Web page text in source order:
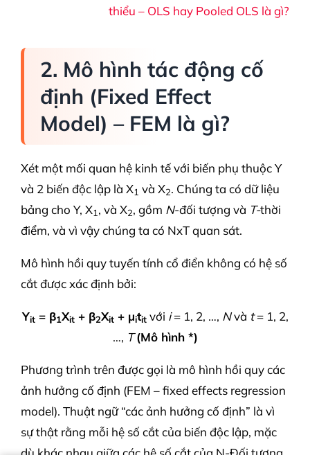
thiểu – OLS hay Pooled OLS là gì?
2. Mô hình tác động cố
định (Fixed Effect
Model) – FEM là gì?
Xét một mối quan hệ kinh tế với biến phụ thuộc Y
và 2 biến độc lập là X1 và X2. Chúng ta có dữ liệu
bảng cho Y, X1 , và X2, gồm N-đối tượng và T-thời
điểm, và vì vậy chúng ta có NxT quan sát.
Mô hình hồi quy tuyến tính cổ điển không có hệ số
cắt được xác định bởi:
Yit= β1Xit+ β2Xit+ μititvới i= 1, 2, …, Nvà t= 1, 2,
…, T (Mô hình *)
Phương trình trên được gọi là mô hình hồi quy các
ảnh hưởng cố định (FEM – fixed effects regression
model). Thuật ngữ “các ảnh hưởng cố định” là vì
sự thật rằng mỗi hệ số cắt của biến độc lập, mặc